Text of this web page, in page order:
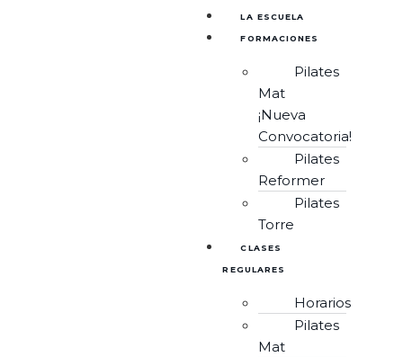
LA ESCUELA
FORMACIONES
Pilates
Mat
¡Nueva
Convocatoria!
Pilates
Reformer
Pilates
Torre
CLASES
REGULARES
Horarios
Pilates
Mat